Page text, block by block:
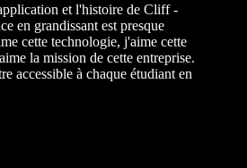
et l'histoire de Cliff -
en grandissant est presque
cette technologie, j'aime cette
la mission de cette entreprise.
accessible à chaque étudiant en